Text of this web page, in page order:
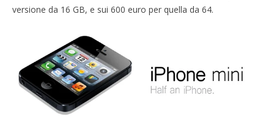
versione da 16 GB, e sui 600 euro per quella da 64.